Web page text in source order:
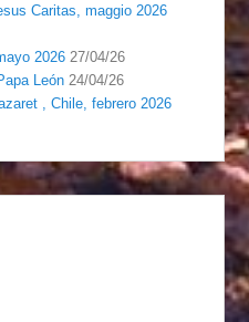
Caritas, maggio 2026
2026 27/04/26
León 24/04/26
, Chile, febrero 2026